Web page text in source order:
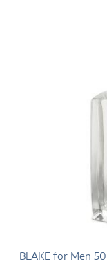
BLAKE for Men